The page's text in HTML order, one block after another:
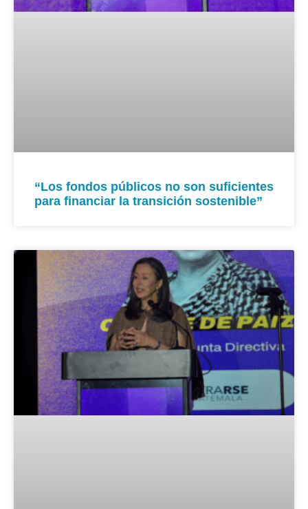
“Los fondos públicos no son suficientes
para financiar la transición sostenible”